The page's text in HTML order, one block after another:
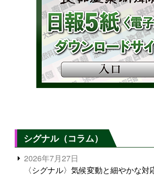
シグナル（コラム）
2026年7月27日
〈シグナル〉気候変動と細やかな対